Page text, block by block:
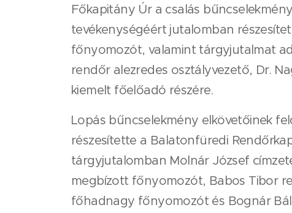
Főkapitány Úr a csalás
tevékenységéért jutalomban
főnyomozót, valamint tárgyjutalmat
rendőr alezredes osztályvezető, Dr.
kiemelt főelőadó részére.
Lopás bűncselekmény elkövetőinek
részesítette a Balatonfüredi
tárgyjutalomban Molnár József
megbízott főnyomozót, Babos Tibor
főhadnagy főnyomozót és Bognár